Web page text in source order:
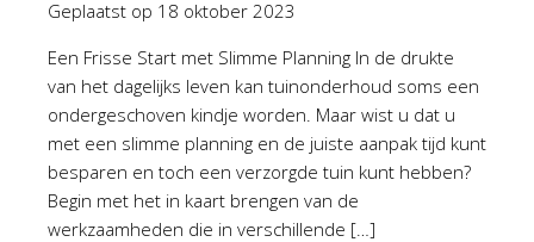
Geplaatst op 18 oktober 2023
Een Frisse Start met Slimme Planning In de drukte
van het dagelijks leven kan tuinonderhoud soms een
ondergeschoven kindje worden. Maar wist u dat u
met een slimme planning en de juiste aanpak tijd kunt
besparen en toch een verzorgde tuin kunt hebben?
Begin met het in kaart brengen van de
werkzaamheden die in verschillende […]